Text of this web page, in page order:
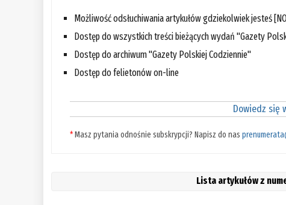
Możliwość odsłuchiwania artykułów gdziekolwiek jesteś
Dostęp do wszystkich treści bieżących wydań "Gazety
Dostęp do archiwum "Gazety Polskiej Codziennie"
Dostęp do felietonów on-line
Dowiedz się
*Masz pytania odnośnie subskrypcji? Napisz do nas
Lista artykułów z